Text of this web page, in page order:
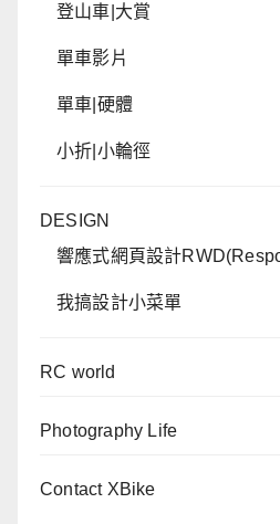
登山車|大賞
單車影片
單車|硬體
小折|小輪徑
DESIGN
響應式網頁設計
我搞設計小菜單
RC world
Photography Life
Contact XBike